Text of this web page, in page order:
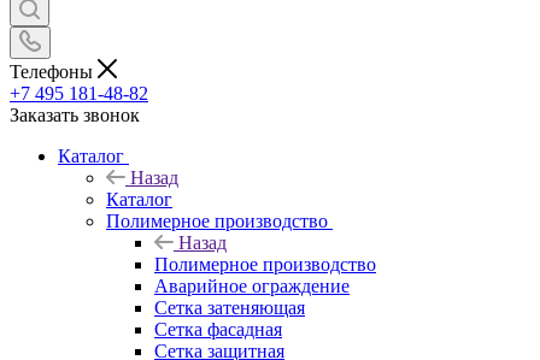
Телефоны
+7 495 181-48-82
Заказать звонок
Каталог
Назад
Каталог
Полимерное производство
Назад
Полимерное производство
Аварийное ограждение
Сетка затеняющая
Сетка фасадная
Сетка защитная